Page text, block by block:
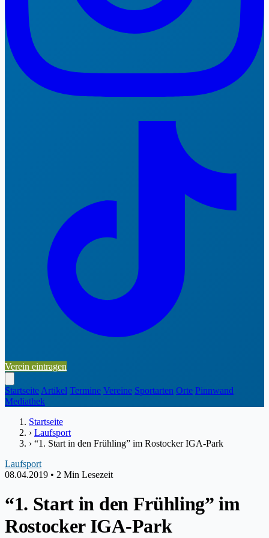
Verein eintragen
Startseite Artikel Termine Vereine Sportarten Orte Pinnwand
Mediathek
Startseite
› Laufsport
› “1. Start in den Frühling” im Rostocker IGA-Park
Laufsport
08.04.2019 • 2 Min Lesezeit
“1. Start in den Frühling” im
Rostocker IGA-Park